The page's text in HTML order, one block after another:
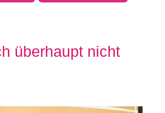
überhaupt nicht